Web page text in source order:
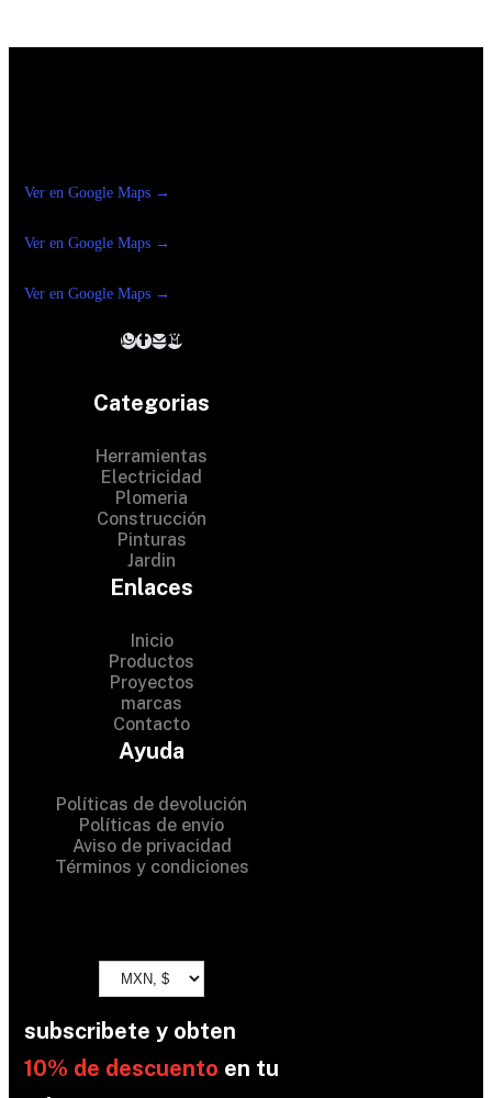
Ver en Google Maps →
Ver en Google Maps →
Ver en Google Maps →
Categorias
Herramientas
Electricidad
Plomeria
Construcción
Pinturas
Jardin
Enlaces
Inicio
Productos
Proyectos
marcas
Contacto
Ayuda
Políticas de devolución
Políticas de envío
Aviso de privacidad
Términos y condiciones
subscribete y obten
10% de descuento en tu